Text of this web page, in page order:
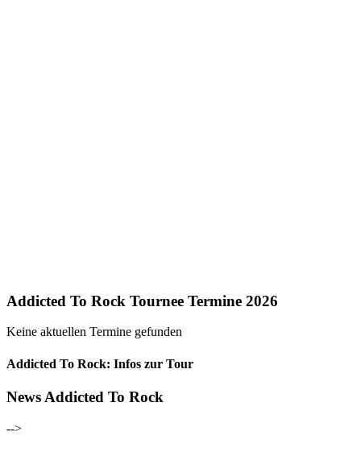
Addicted To Rock Tournee Termine 2026
Keine aktuellen Termine gefunden
Addicted To Rock: Infos zur Tour
News Addicted To Rock
-->